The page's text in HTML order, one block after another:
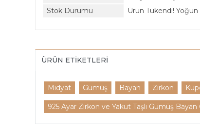
Stok Durumu
Ürün Tükendi!
ÜRÜN ETIKETLERI
Midyat Gümüş Bayan Zirkon
925 Ayar Zirkon ve Yakut Taşlı Gümüş